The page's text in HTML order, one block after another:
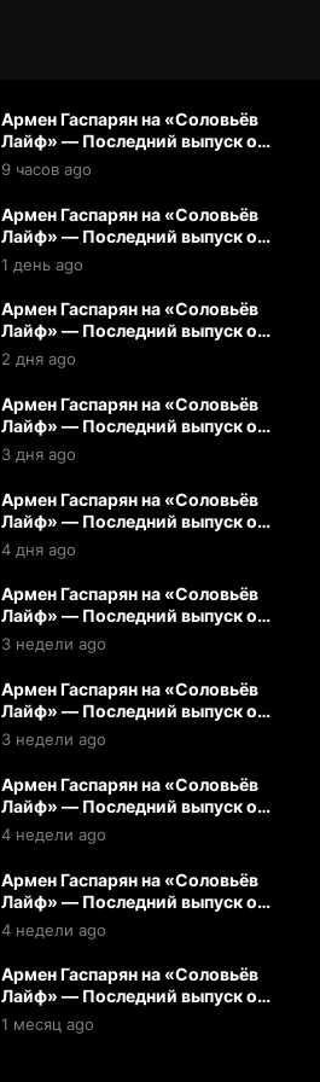
Армен Гаспарян на «Соловьёв
Лайф» — Последний выпуск от
07.08.2026
9 часов ago
Армен Гаспарян на «Соловьёв
Лайф» — Последний выпуск от
06.08.2026
1 день ago
Армен Гаспарян на «Соловьёв
Лайф» — Последний выпуск от
05.08.2026
2 дня ago
Армен Гаспарян на «Соловьёв
Лайф» — Последний выпуск от
04.08.2026
3 дня ago
Армен Гаспарян на «Соловьёв
Лайф» — Последний выпуск от
03.08.2026
4 дня ago
Армен Гаспарян на «Соловьёв
Лайф» — Последний выпуск от
15.07.2026
3 недели ago
Армен Гаспарян на «Соловьёв
Лайф» — Последний выпуск от
14.07.2026
3 недели ago
Армен Гаспарян на «Соловьёв
Лайф» — Последний выпуск от
13.07.2026
4 недели ago
Армен Гаспарян на «Соловьёв
Лайф» — Последний выпуск от
10.07.2026
4 недели ago
Армен Гаспарян на «Соловьёв
Лайф» — Последний выпуск от
08.07.2026
1 месяц ago